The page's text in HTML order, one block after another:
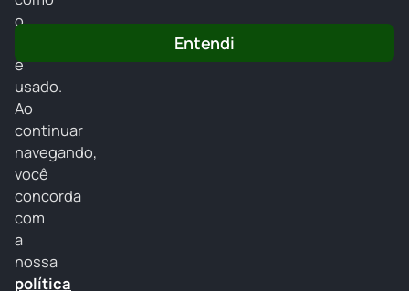
o
é
usado.
Ao
continuar
navegando,
você
concorda
com
a
nossa
política
Entendi
Home
Programação
Locutores
Promoções
Recados